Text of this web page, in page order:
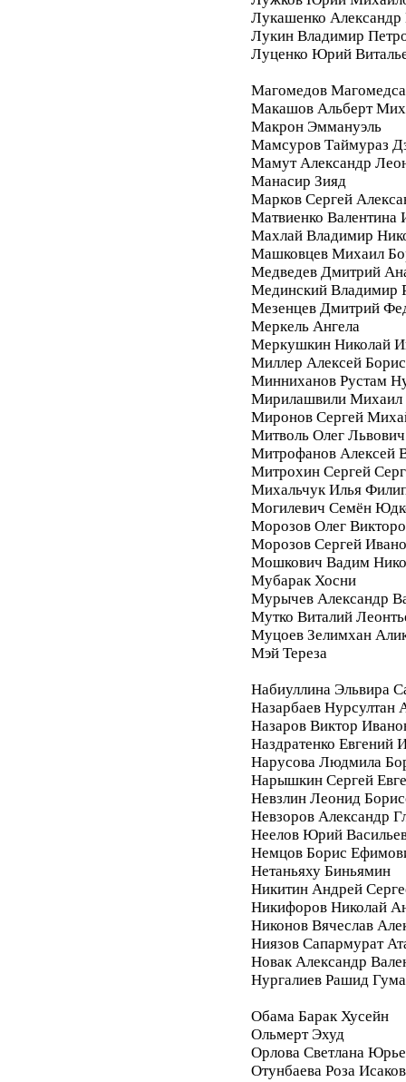
Лукашенко Александр
Лукин Владимир
Луценко Юрий
Магомедов
Макашов Альберт
Макрон Эммануэль
Мамсуров Таймураз
Мамут Александр
Манасир Зияд
Марков Сергей
Матвиенко Валентина
Махлай Владимир
Машковцев Михаил
Медведев Дмитрий
Мединский Владимир
Мезенцев Дмитрий
Меркель Ангела
Меркушкин Николай
Миллер Алексей
Минниханов Рустам
Мирилашвили Михаил
Миронов Сергей
Митволь Олег Львович
Митрофанов Алексей
Митрохин Сергей
Михальчук Илья
Могилевич Семён
Морозов Олег
Морозов Сергей
Мошкович Вадим
Мубарак Хосни
Мурычев Александр
Мутко Виталий
Муцоев Зелимхан
Мэй Тереза
Набиуллина Эльвира
Назарбаев Нурсултан
Назаров Виктор
Наздратенко Евгений
Нарусова Людмила
Нарышкин Сергей
Невзлин Леонид
Невзоров Александр
Неелов Юрий
Немцов Борис
Нетаньяху Биньямин
Никитин Андрей
Никифоров Николай
Никонов Вячеслав
Ниязов Сапармурат
Новак Александр
Нургалиев Рашид
Обама Барак Хусейн
Ольмерт Эхуд
Орлова Светлана
Отунбаева Роза